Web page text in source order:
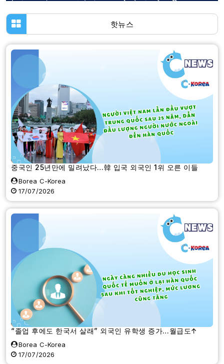
핫뉴스
중국인 25년만에 밀려났다…韓 입국 외국인 1위 오른 이들
Borea C-Korea
17/07/2026
“졸업 후에도 한국서 살래” 외국인 유학생 증가…월급도↑
Borea C-Korea
17/07/2026